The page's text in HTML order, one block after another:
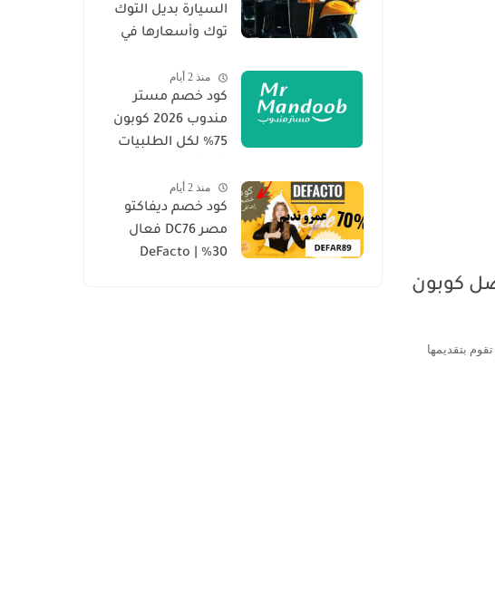
لايف 2026 أفضل كوبون
التي تقوم بتقديمها
السيارة بديل التوك
توك وأسعارها في
خصم 2026
منذ 2 أيام
كود خصم مستر
مندوب 2026 كوبون
75% لكل الطلبيات
منذ 2 أيام
كود خصم ديفاكتو
مصر DC76 فعال
30% | DeFacto